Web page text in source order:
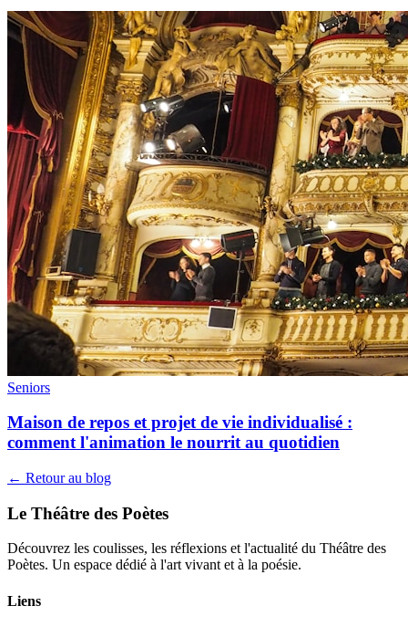
Seniors
Maison de repos et projet de vie individualisé :
comment l'animation le nourrit au quotidien
← Retour au blog
Le Théâtre des Poètes
Découvrez les coulisses, les réflexions et l'actualité du Théâtre des
Poètes. Un espace dédié à l'art vivant et à la poésie.
Liens